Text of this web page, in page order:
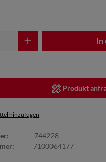
In
Produkt
hinzufügen
744228
7100064177